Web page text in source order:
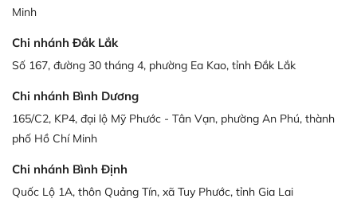
Minh
Chi nhánh Đắk Lắk
Số 167, đường 30 tháng 4, phường Ea Kao, tỉnh Đắk Lắk
Chi nhánh Bình Dương
165/C2, KP4, đại lộ Mỹ Phước - Tân Vạn, phường An Phú, thành
phố Hồ Chí Minh
Chi nhánh Bình Định
Quốc Lộ 1A, thôn Quảng Tín, xã Tuy Phước, tỉnh Gia Lai